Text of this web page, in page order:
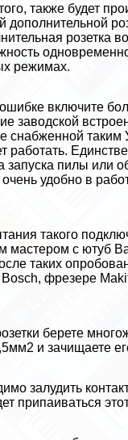
также будет
дополнительной
розетка
режимах.
включите
заводской
снабженной
работать.
запуска пилы или
очень удобно в
такого
мастером с ютуб
таких
фрезере
берете
и зачищаете
залудить
припаиваться